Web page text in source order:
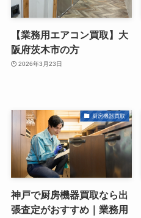
【業務用エアコン買取】大
阪府茨木市の方
2026年3月23日
厨房機器買取
神戸で厨房機器買取なら出
張査定がおすすめ｜業務用